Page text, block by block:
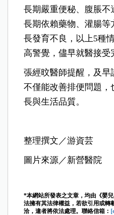
長期嚴重便秘、腹脹
長期依賴藥物、灌腸等
長發育不良，以上5種
高警覺，儘早就醫接受
張經旼醫師提醒，及早
不僅能改善排便問題
長與生活品質。
整理撰文／游資芸
圖片來源／新營醫院
*本網站所發表之文章，均由《嬰
法擁有其法律權益，若欲引用或轉
洽，違者將依法處理。聯絡信箱：